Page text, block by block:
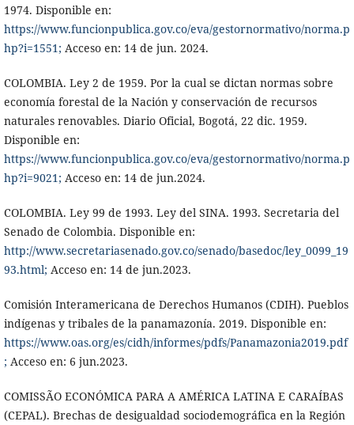
1974. Disponible en:
https://www.funcionpublica.gov.co/eva/gestornormativo/norma.p
hp?i=1551; Acceso en: 14 de jun. 2024.
COLOMBIA. Ley 2 de 1959. Por la cual se dictan normas sobre
economía forestal de la Nación y conservación de recursos
naturales renovables. Diario Oficial, Bogotá, 22 dic. 1959.
Disponible en:
https://www.funcionpublica.gov.co/eva/gestornormativo/norma.p
hp?i=9021; Acceso en: 14 de jun.2024.
COLOMBIA. Ley 99 de 1993. Ley del SINA. 1993. Secretaria del
Senado de Colombia. Disponible en:
http://www.secretariasenado.gov.co/senado/basedoc/ley_0099_19
93.html; Acceso en: 14 de jun.2023.
Comisión Interamericana de Derechos Humanos (CDIH). Pueblos
indígenas y tribales de la panamazonía. 2019. Disponible en:
https://www.oas.org/es/cidh/informes/pdfs/Panamazonia2019.pdf
; Acceso en: 6 jun.2023.
COMISSÃO ECONÓMICA PARA A AMÉRICA LATINA E CARAÍBAS
(CEPAL). Brechas de desigualdad sociodemográfica en la Región